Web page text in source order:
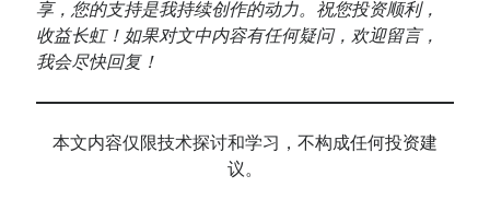
享，您的支持是我持续创作的动力。祝您投资顺利，
收益长虹！如果对文中内容有任何疑问，欢迎留言，
我会尽快回复！
本文内容仅限技术探讨和学习，不构成任何投资建
议。